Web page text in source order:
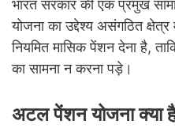
भारत सरकार की एक प्रमुख
योजना का उद्देश्य असंगठित
नियमित मासिक पेंशन देना है,
का सामना न करना पड़े।
अटल पेंशन योजना क्या